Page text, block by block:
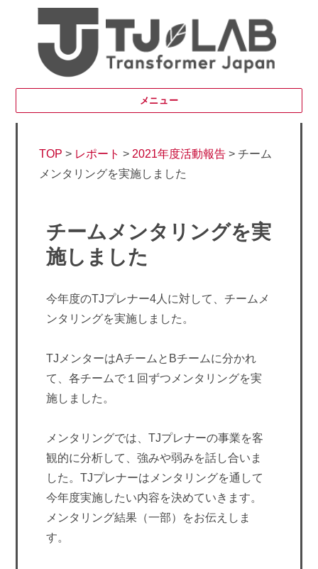
メニュー
TOP > レポート > 2021年度活動報告 >チーム
メンタリングを実施しました
チームメンタリングを実
施しました
今年度のTJプレナー4人に対して、チームメ
ンタリングを実施しました。
TJメンターはAチームとBチームに分かれ
て、各チームで１回ずつメンタリングを実
施しました。
メンタリングでは、TJプレナーの事業を客
観的に分析して、強みや弱みを話し合いま
した。TJプレナーはメンタリングを通して
今年度実施したい内容を決めていきます。
メンタリング結果（一部）をお伝えしま
す。